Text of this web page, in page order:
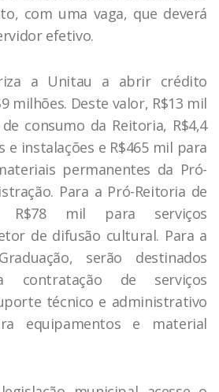
com uma vaga, que deverá
efetivo.
a Unitau a abrir crédito
milhões. Deste valor, R$13 mil
consumo da Reitoria, R$4,4
e instalações e R$465 mil para
permanentes da Pró-
Para a Pró-Reitoria de
R$78 mil para serviços
de difusão cultural. Para a
serão destinados
contratação de serviços
técnico e administrativo
equipamentos e material